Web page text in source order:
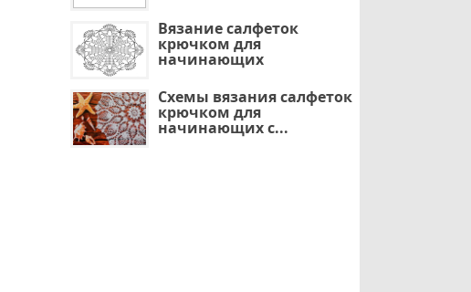
Вязание салфеток
крючком для
начинающих
Схемы вязания салфеток
крючком для
начинающих с...